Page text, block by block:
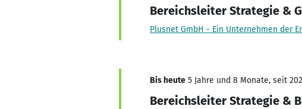
Bereichsleiter Strategie &
Plusnet GmbH - Ein Unternehmen der
Bis heute 5 Jahre und 8 Monate, seit
Bereichsleiter Strategie &